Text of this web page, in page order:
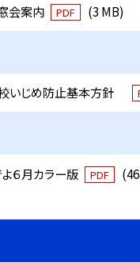
会案内 PDF (3 MB)
いじめ防止基本方針
６月カラー版 PDF